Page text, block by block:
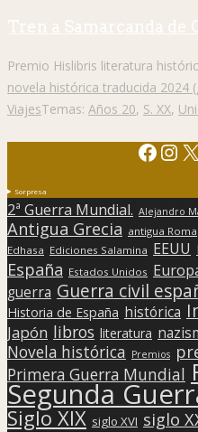
Tren a Samarcanda de
Premio Hislibris literatura
novela histórica traducida 2024
ViajesTemas: Años 20, S. XX,
X
Sorpresa
2ª Guerra Mundial. Alejandro
Antigua Grecia antigua Roma
Edhasa Ediciones Salamina EEUU
España Estados Unidos
guerra Guerra civil
Historia de España histórica
Japón libros literatura
Novela histórica Premios
Primera Guerra Mundial
Segunda
Siglo XIX siglo XVI siglo